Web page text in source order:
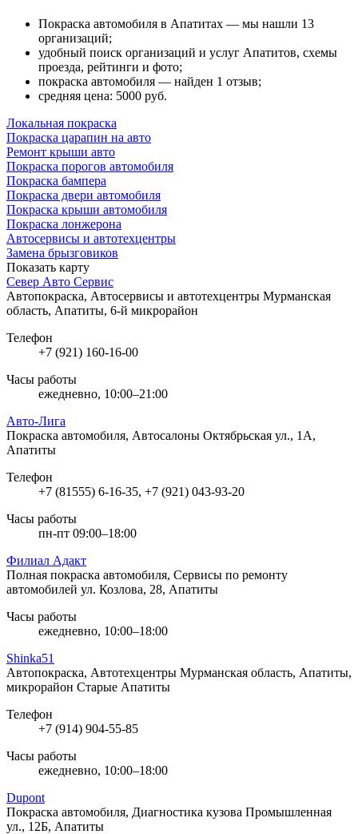
Покраска автомобиля в Апатитах — мы нашли 13
организаций;
удобный поиск организаций и услуг Апатитов, схемы
проезда, рейтинги и фото;
покраска автомобиля — найден 1 отзыв;
cредняя цена: 5000 руб.
Локальная покраска
Покраска царапин на авто
Ремонт крыши авто
Покраска порогов автомобиля
Покраска бампера
Покраска двери автомобиля
Покраска крыши автомобиля
Покраска лонжерона
Автосервисы и автотехцентры
Замена брызговиков
Показать карту
Север Авто Сервис
Автопокраска, Автосервисы и автотехцентры Мурманская
область, Апатиты, 6-й микрорайон
Телефон
+7 (921) 160-16-00
Часы работы
ежедневно, 10:00–21:00
Авто-Лига
Покраска автомобиля, Автосалоны Октябрьская ул., 1А,
Апатиты
Телефон
+7 (81555) 6-16-35, +7 (921) 043-93-20
Часы работы
пн-пт 09:00–18:00
Филиал Адакт
Полная покраска автомобиля, Сервисы по ремонту
автомобилей ул. Козлова, 28, Апатиты
Часы работы
ежедневно, 10:00–18:00
Shinka51
Автопокраска, Автотехцентры Мурманская область, Апатиты,
микрорайон Старые Апатиты
Телефон
+7 (914) 904-55-85
Часы работы
ежедневно, 10:00–18:00
Dupont
Покраска автомобиля, Диагностика кузова Промышленная
ул., 12Б, Апатиты